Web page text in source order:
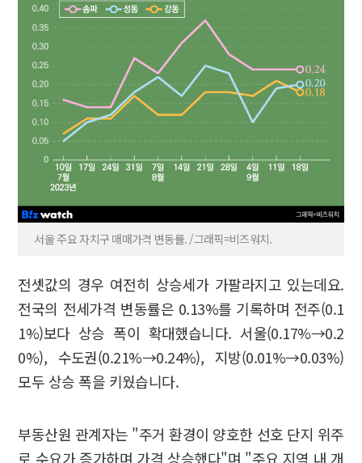
서울 주요 자치구 매매가격 변동률. /그래픽=비즈워치.
전셋값의 경우 여전히 상승세가 가팔라지고 있는데요.
전국의 전세가격 변동률은 0.13%를 기록하며 전주(0.1
1%)보다 상승 폭이 확대했습니다. 서울(0.17%→0.2
0%), 수도권(0.21%→0.24%), 지방(0.01%→0.03%)
모두 상승 폭을 키웠습니다.
부동산원 관계자는 "주거 환경이 양호한 선호 단지 위주
로 수요가 증가하며 가격 상승했다"며 "주요 지역 내 개